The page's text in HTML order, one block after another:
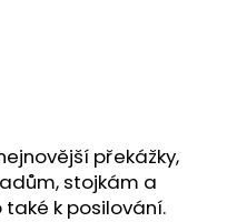
překážky,
stojkám a
k posilování.